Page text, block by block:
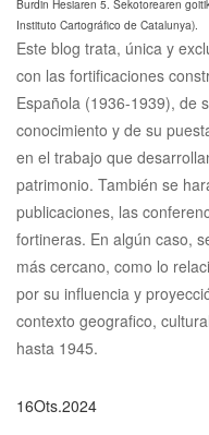
Burdin Hesiaren 5. Sekotorearen
Instituto Cartográfico de Catalunya).
Este blog trata, única y
con las fortificaciones
Española (1936-1939), de
conocimiento y de su
en el trabajo que
patrimonio. También se
publicaciones, las
fortineras. En algún caso,
más cercano, como lo
por su influencia y
contexto geografico,
hasta 1945.
16Ots.2024